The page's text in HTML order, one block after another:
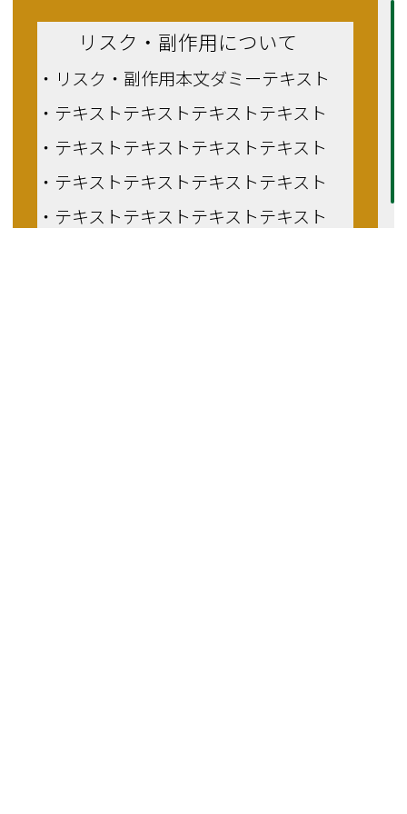
リスク・副作用について
・リスク・副作用本文ダミーテキスト
・テキストテキストテキストテキスト
・テキストテキストテキストテキスト
・テキストテキストテキストテキスト
・テキストテキストテキストテキスト